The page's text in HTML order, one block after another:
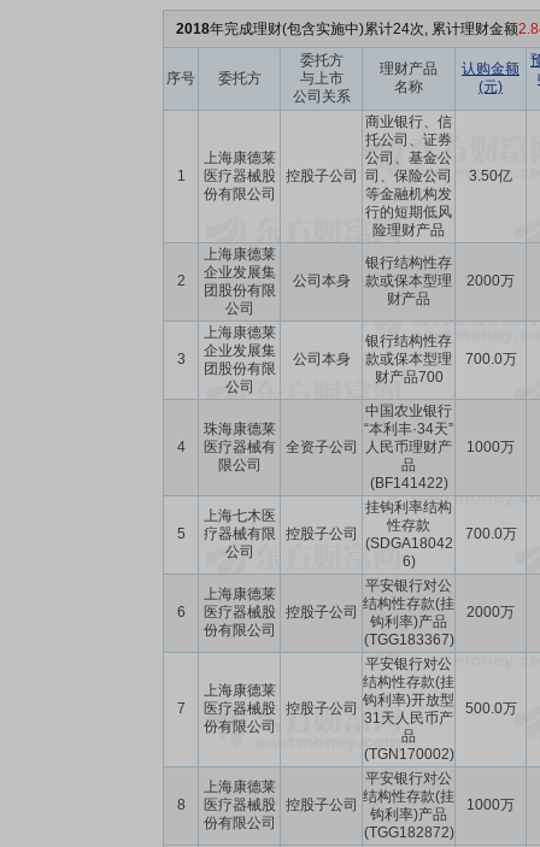
2018年完成理财(包含实施中)累计24次, 累计理财金额
序号 委托方
委托方
与上市
公司关系
理财产品
名称
认购金额
(元)
1
上海康德莱
医疗器械股
份有限公司
控股子公司
商业银行、信
托公司、证券
公司、基金公
司、保险公司
等金融机构发
行的短期低风
险理财产品
3.50亿
2
上海康德莱
企业发展集
团股份有限
公司
公司本身
银行结构性存
款或保本型理
财产品
2000万
3
上海康德莱
企业发展集
团股份有限
公司
公司本身
银行结构性存
款或保本型理
财产品700
700.0万
4
珠海康德莱
医疗器械有
限公司
全资子公司
中国农业银行
“本利丰·34天”
人民币理财产
品
(BF141422)
1000万
5
上海七木医
疗器械有限
公司
控股子公司
挂钩利率结构
性存款
(SDGA18042
6)
700.0万
6
上海康德莱
医疗器械股
份有限公司
控股子公司
平安银行对公
结构性存款(挂
钩利率)产品
(TGG183367)
2000万
7
上海康德莱
医疗器械股
份有限公司
控股子公司
平安银行对公
结构性存款(挂
钩利率)开放型
31天人民币产
品
(TGN170002)
500.0万
8
上海康德莱
医疗器械股
份有限公司
控股子公司
平安银行对公
结构性存款(挂
钩利率)产品
(TGG182872)
1000万